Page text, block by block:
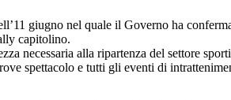
giugno nel quale il Governo ha
capitolino.
necessaria alla ripartenza del settore
spettacolo e tutti gli eventi di